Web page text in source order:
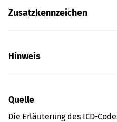
Zusatzkennzeichen
Hinweis
Quelle
Die Erläuterung des ICD-